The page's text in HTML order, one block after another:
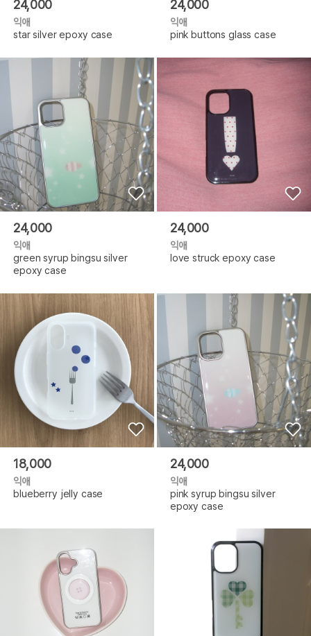
24,000
익애
star silver epoxy case
24,000
익애
pink buttons glass case
24,000
익애
green syrup bingsu silver
epoxy case
24,000
익애
love struck epoxy case
18,000
익애
blueberry jelly case
24,000
익애
pink syrup bingsu silver
epoxy case